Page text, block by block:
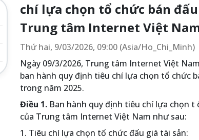
chí lựa chọn tổ chức bán
Trung tâm Internet Việt
Thứ hai, 9/03/2026, 09:00 (Asia/Ho_Chi_Minh)
Ngày 09/3/2026, Trung tâm Internet Việt
ban hành quy định tiêu chí lựa chọn tổ chức
trong năm 2025.
Điều 1. Ban hành quy định tiêu chí lựa chọn t
của Trung tâm Internet Việt Nam như sau:
1. Tiêu chí lựa chọn tổ chức đấu giá tài sản: